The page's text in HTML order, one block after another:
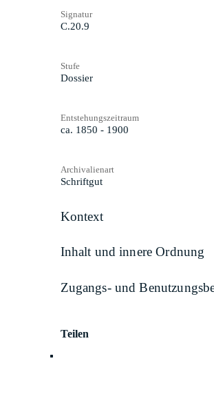
Signatur
C.20.9
Stufe
Dossier
Entstehungszeitraum
ca. 1850 - 1900
Archivalienart
Schriftgut
Kontext
Inhalt und innere Ordnung
Zugangs- und
Teilen